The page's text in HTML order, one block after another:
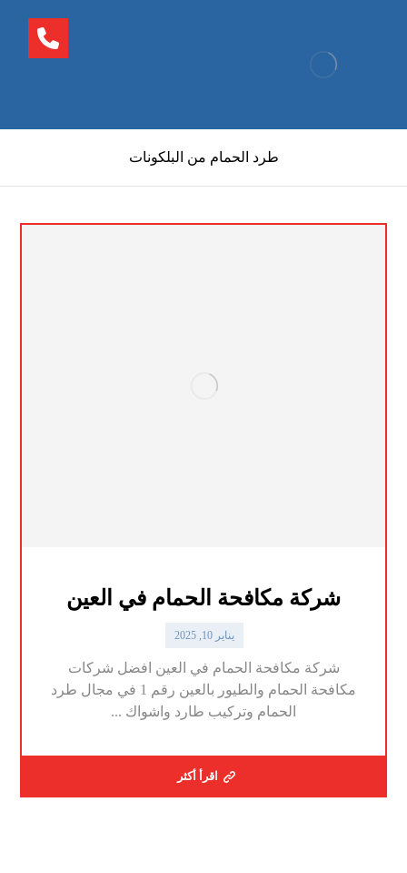
طرد الحمام من البلكونات
شركة مكافحة الحمام في العين
يناير 10, 2025
شركة مكافحة الحمام في العين افضل شركات
مكافحة الحمام والطيور بالعين رقم 1 في مجال طرد
الحمام وتركيب طارد واشواك ...
اقرأ أكثر